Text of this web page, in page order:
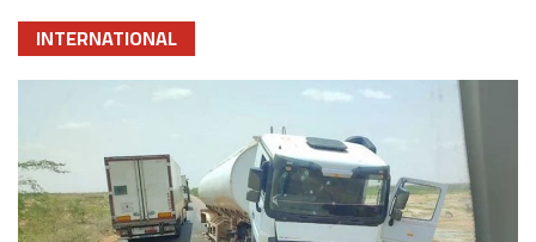
INTERNATIONAL